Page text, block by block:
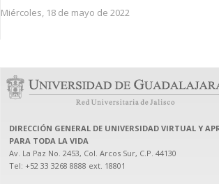
Miércoles, 18 de mayo de 2022
DIRECCIÓN GENERAL DE UNIVERSIDAD VIRTUAL Y
PARA TODA LA VIDA
Av. La Paz No. 2453, Col. Arcos Sur, C.P. 44130
Tel: +52 33 3268 8888‏ ext. 18801